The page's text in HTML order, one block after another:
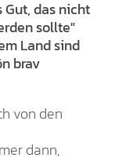
das nicht
sollte"
Land sind
brav
von den
dann,